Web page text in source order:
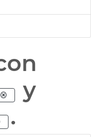
y
.